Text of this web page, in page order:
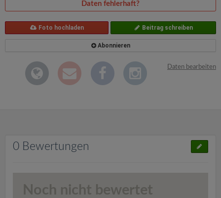
Daten fehlerhaft?
Foto hochladen Beitrag schreiben
Abonnieren
Daten bearbeiten
0 Bewertungen
Noch nicht bewertet